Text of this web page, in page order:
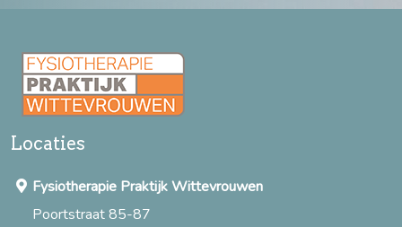
Locaties
Fysiotherapie Praktijk Wittevrouwen
Poortstraat 85-87